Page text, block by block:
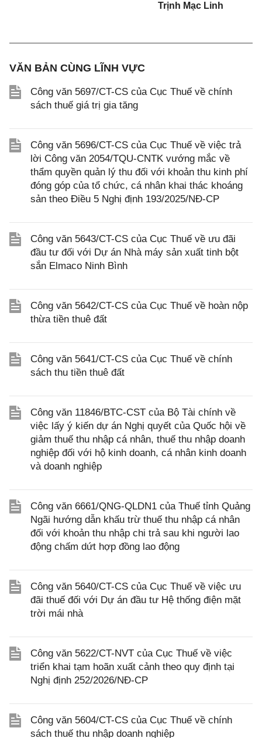
Trịnh Mạc Linh
VĂN BẢN CÙNG LĨNH VỰC
Công văn 5697/CT-CS của Cục Thuế về chính
sách thuế giá trị gia tăng
Công văn 5696/CT-CS của Cục Thuế về việc trả
lời Công văn 2054/TQU-CNTK vướng mắc về
thẩm quyền quản lý thu đối với khoản thu kinh phí
đóng góp của tổ chức, cá nhân khai thác khoáng
sản theo Điều 5 Nghị định 193/2025/NĐ-CP
Công văn 5643/CT-CS của Cục Thuế về ưu đãi
đầu tư đối với Dự án Nhà máy sản xuất tinh bột
sắn Elmaco Ninh Bình
Công văn 5642/CT-CS của Cục Thuế về hoàn nộp
thừa tiền thuê đất
Công văn 5641/CT-CS của Cục Thuế về chính
sách thu tiền thuê đất
Công văn 11846/BTC-CST của Bộ Tài chính về
việc lấy ý kiến dự án Nghị quyết của Quốc hội về
giảm thuế thu nhập cá nhân, thuế thu nhập doanh
nghiệp đối với hộ kinh doanh, cá nhân kinh doanh
và doanh nghiệp
Công văn 6661/QNG-QLDN1 của Thuế tỉnh Quảng
Ngãi hướng dẫn khấu trừ thuế thu nhập cá nhân
đối với khoản thu nhập chi trả sau khi người lao
động chấm dứt hợp đồng lao động
Công văn 5640/CT-CS của Cục Thuế về việc ưu
đãi thuế đối với Dự án đầu tư Hệ thống điện mặt
trời mái nhà
Công văn 5622/CT-NVT của Cục Thuế về việc
triển khai tạm hoãn xuất cảnh theo quy định tại
Nghị định 252/2026/NĐ-CP
Công văn 5604/CT-CS của Cục Thuế về chính
sách thuế thu nhập doanh nghiệp